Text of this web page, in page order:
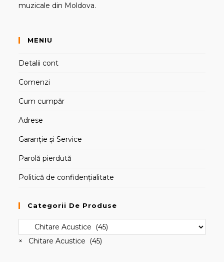
muzicale din Moldova.
MENIU
Detalii cont
Comenzi
Cum cumpăr
Adrese
Garanție și Service
Parolă pierdută
Politică de confidențialitate
Categorii De Produse
× Chitare Acustice (45)